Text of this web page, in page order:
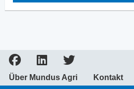
Über Mundus Agri Kontakt